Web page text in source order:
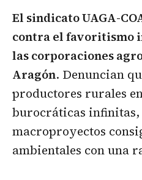
El sindicato UAGA-
contra el favoritismo
las corporaciones
Aragón. Denuncian
productores rurales
burocráticas infinitas,
macroproyectos
ambientales con una